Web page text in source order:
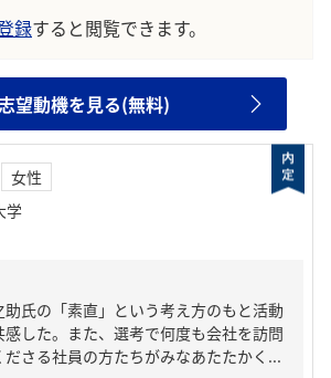
録すると閲覧できます。
望動機を見る(無料)
女性
学
氏の「素直」という考え方のもと活動
感した。また、選考で何度も会社を訪問
ださる社員の方たちがみなあたたかく...